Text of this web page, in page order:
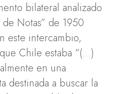
bilateral analizado
Notas” de 1950
este intercambio,
Chile estaba “(…)
en una
destinada a buscar la